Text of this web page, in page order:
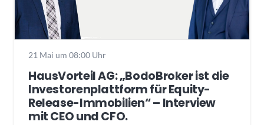
21 Mai um 08:00 Uhr
HausVorteil AG: „BodoBroker ist die
Investorenplattform für Equity-
Release-Immobilien“ – Interview
mit CEO und CFO.